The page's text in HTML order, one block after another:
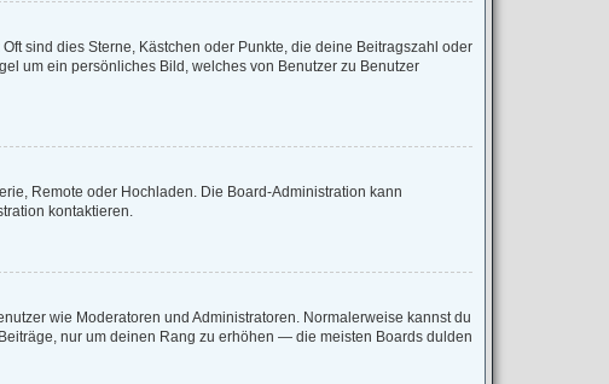
sind dies Sterne, Kästchen oder Punkte, die deine Beitragszahl oder
um ein persönliches Bild, welches von Benutzer zu Benutzer
Remote oder Hochladen. Die Board-Administration kann
kontaktieren.
wie Moderatoren und Administratoren. Normalerweise kannst du
nur um deinen Rang zu erhöhen — die meisten Boards dulden